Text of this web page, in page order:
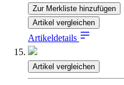
Zur Merkliste hinzufügen
Artikel vergleichen
Artikeldetails
Artikel vergleichen